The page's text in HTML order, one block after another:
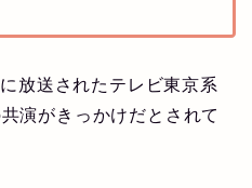
放送されたテレビ東京系
共演がきっかけだとされて